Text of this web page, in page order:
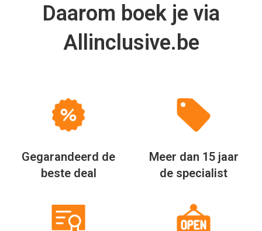
Daarom boek je via
Allinclusive.be
Gegarandeerd de
beste deal
Meer dan 15 jaar
de specialist